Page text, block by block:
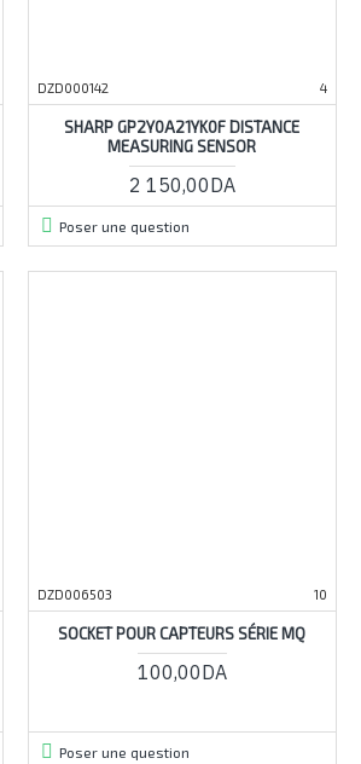
DZD000142 4
SHARP GP2Y0A21YK0F DISTANCE
MEASURING SENSOR
2 150,00DA
Poser une question
DZD006503 10
SOCKET POUR CAPTEURS SÉRIE MQ
100,00DA
Poser une question